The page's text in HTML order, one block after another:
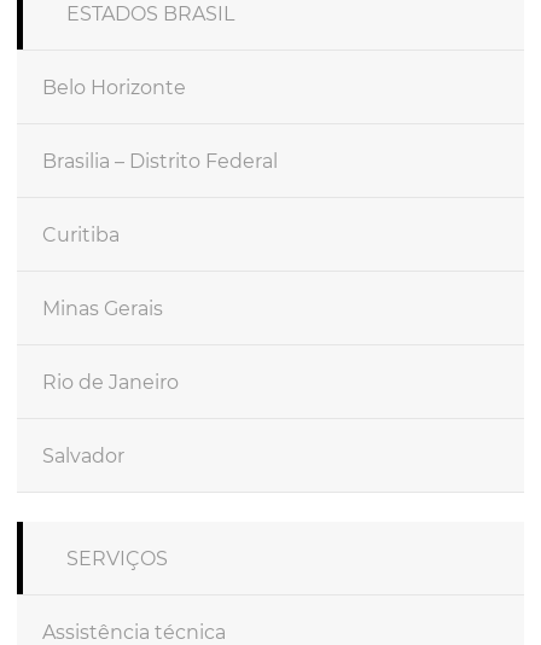
ESTADOS BRASIL
Belo Horizonte
Brasilia – Distrito Federal
Curitiba
Minas Gerais
Rio de Janeiro
Salvador
SERVIÇOS
Assistência técnica